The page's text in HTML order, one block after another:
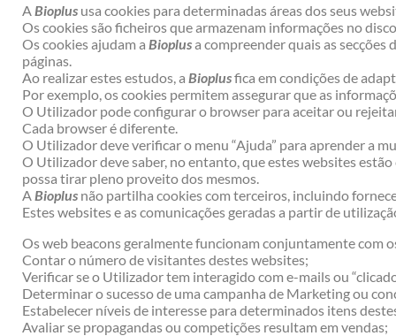
A Bioplus usa cookies para determinadas áreas dos seus
Os cookies são ficheiros que armazenam informações no
Os cookies ajudam a Bioplusa compreender quais as secções
páginas.
Ao realizar estes estudos, a Bioplusfica em condições de
Por exemplo, os cookies permitem assegurar que as
O Utilizador pode configurar o browser para aceitar ou
Cada browser é diferente.
O Utilizador deve verificar o menu “Ajuda” para aprender a
O Utilizador deve saber, no entanto, que estes websites
possa tirar pleno proveito dos mesmos.
A Bioplus não partilha cookies com terceiros, incluindo
Estes websites e as comunicações geradas a partir de
Os web beacons geralmente funcionam conjuntamente com
Contar o número de visitantes destes websites;
Verificar se o Utilizador tem interagido com e-mails ou
Determinar o sucesso de uma campanha de Marketing ou
Estabelecer níveis de interesse para determinados itens
Avaliar se propagandas ou competições resultam em vendas;